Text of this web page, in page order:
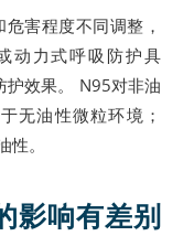
害程度不同调整，
动力式呼吸防护具
护效果。 N95对非油
无油性微粒环境；
。
影响有差别